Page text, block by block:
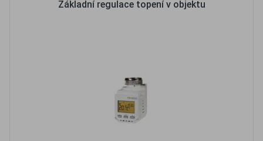
Základní regulace topení v objektu